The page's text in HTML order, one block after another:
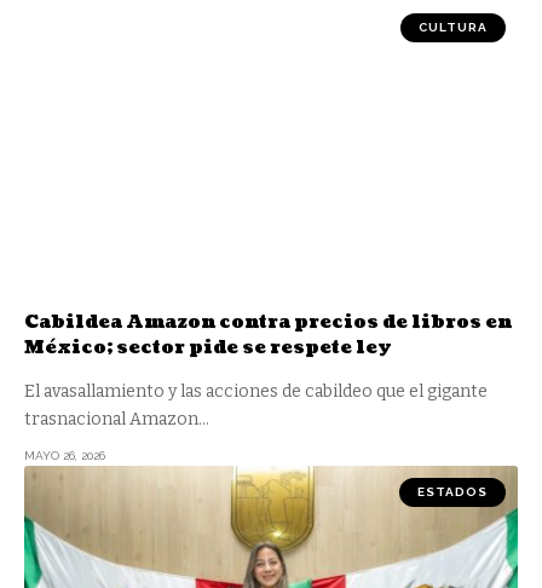
CULTURA
Cabildea Amazon contra precios de libros en
México; sector pide se respete ley
El avasallamiento y las acciones de cabildeo que el gigante
trasnacional Amazon…
MAYO 26, 2026
ESTADOS